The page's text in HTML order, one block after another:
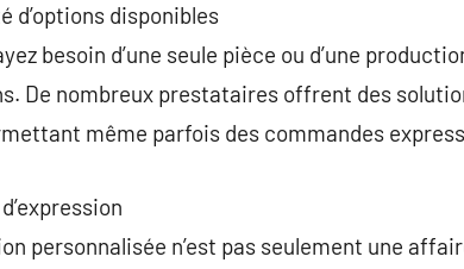
d’options disponibles
besoin d’une seule pièce ou d’une
De nombreux prestataires offrent des
même parfois des commandes
personnalisée n’est pas seulement une